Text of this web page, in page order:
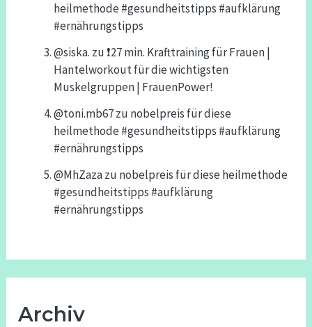
heilmethode #gesundheitstipps #aufklärung
#ernährungstipps
@siska. zu ❗️27 min. Krafttraining für Frauen |
Hantelworkout für die wichtigsten
Muskelgruppen | FrauenPower!
@toni.mb67zu nobelpreis für diese
heilmethode #gesundheitstipps #aufklärung
#ernährungstipps
@MhZazazu nobelpreis für diese heilmethode
#gesundheitstipps #aufklärung
#ernährungstipps
Archiv